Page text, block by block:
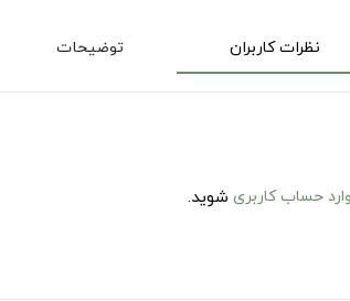
نظرات کاربران توضیحات
وارد حساب کاربری شوید.